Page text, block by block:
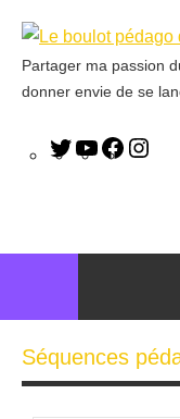
Le
boulot
Partager ma passion
donner envie de se
Séquences